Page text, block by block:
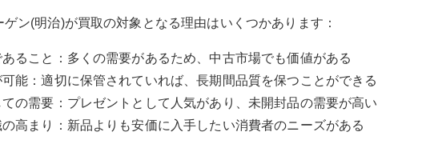
ゲン(明治)が買取の対象となる理由はいくつかあります：
ること：多くの需要があるため、中古市場でも価値がある
能：適切に保管されていれば、長期間品質を保つことができる
の需要：プレゼントとして人気があり、未開封品の需要が高い
高まり：新品よりも安価に入手したい消費者のニーズがある